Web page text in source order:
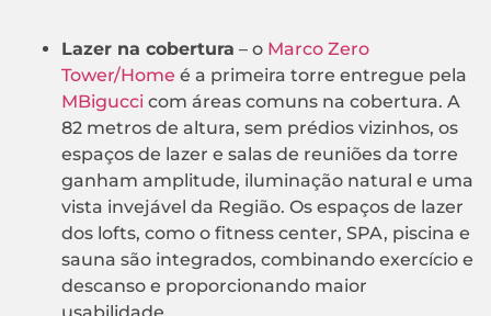
Lazer na cobertura – o Marco Zero
Tower/Home é a primeira torre entregue pela
MBigucci com áreas comuns na cobertura. A
82 metros de altura, sem prédios vizinhos, os
espaços de lazer e salas de reuniões da torre
ganham amplitude, iluminação natural e uma
vista invejável da Região. Os espaços de lazer
dos lofts, como o fitness center, SPA, piscina e
sauna são integrados, combinando exercício e
descanso e proporcionando maior